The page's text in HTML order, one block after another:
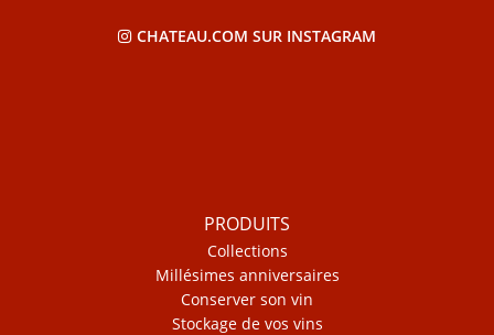
CHATEAU.COM SUR INSTAGRAM
PRODUITS
Collections
Millésimes anniversaires
Conserver son vin
Stockage de vos vins